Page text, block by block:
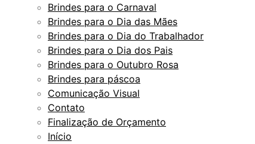
Brindes para o Carnaval
Brindes para o Dia das Mães
Brindes para o Dia do Trabalhador
Brindes para o Dia dos Pais
Brindes para o Outubro Rosa
Brindes para páscoa
Comunicação Visual
Contato
Finalização de Orçamento
Início